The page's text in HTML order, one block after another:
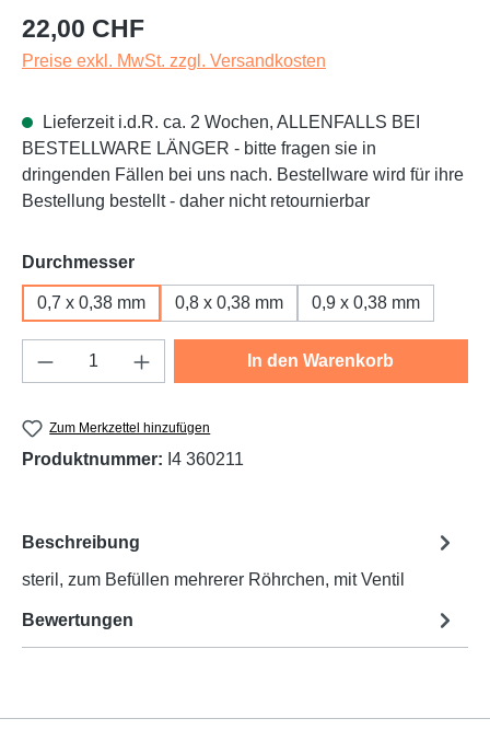
Regulärer Preis:
22,00 CHF
Preise exkl. MwSt. zzgl. Versandkosten
Lieferzeit i.d.R. ca. 2 Wochen, ALLENFALLS BEI
BESTELLWARE LÄNGER - bitte fragen sie in
dringenden Fällen bei uns nach. Bestellware wird für ihre
Bestellung bestellt - daher nicht retournierbar
Durchmesserauswählen
0,7 x 0,38 mm 0,8 x 0,38 mm 0,9 x 0,38 mm
Produkt Anzahl: Gib den gewünschten
In den Warenkorb
Zum Merkzettel hinzufügen
Produktnummer: I4 360211
Beschreibung
steril, zum Befüllen mehrerer Röhrchen, mit Ventil
Bewertungen